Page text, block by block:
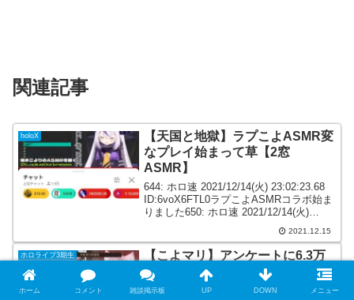
関連記事
holoX
【天国と地獄】ラプこよASMR変
なプレイ始まって草【2窓
ASMR】
644: ホロ速 2021/12/14(火) 23:02:23.68
ID:6voX6FTL0ラプこよASMRコラボ始ま
りました650: ホロ速 2021/12/14(火)
23:02:57.38 ID:+b31GYmM0なんでやま
2021.12.15
ホロライブ3期生
【こよマリ】アンケートに6.3万
人も回答してるのが凄いわw【マ
リこよ】
ホーム コメント 雑談掲示板 UP DOWN メニュー